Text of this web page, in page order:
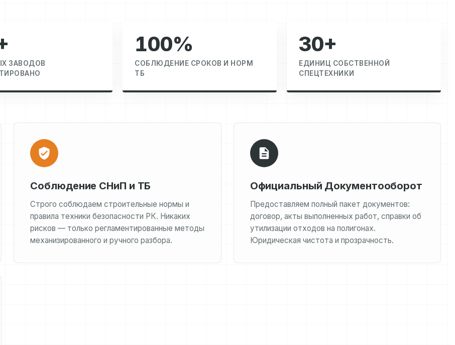
ЗАВОДОВ
100%
СОБЛЮДЕНИЕ СРОКОВ И НОРМ
ТБ
30+
ЕДИНИЦ СОБСТВЕННОЙ
СПЕЦТЕХНИКИ
Соблюдение СНиП и ТБ
Строго соблюдаем строительные нормы и
правила техники безопасности РК. Никаких
рисков — только регламентированные методы
механизированного и ручного разбора.
Официальный Документооборот
Предоставляем полный пакет документов:
договор, акты выполненных работ, справки об
утилизации отходов на полигонах.
Юридическая чистота и прозрачность.